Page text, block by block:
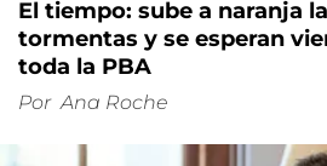
El tiempo: sube a naranja
tormentas y se esperan
toda la PBA
Por Ana Roche